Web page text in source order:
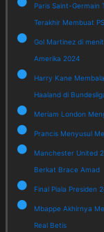
Paris Saint-
Terakhir Membuat
Gol Martinez di
Amerika 2024
Harry Kane
Haaland di
Meriam London
Prancis Menyusul
Manchester United
Berkat Brace Amad
Final Piala Presiden
Mbappe Akhirnya
Real Betis